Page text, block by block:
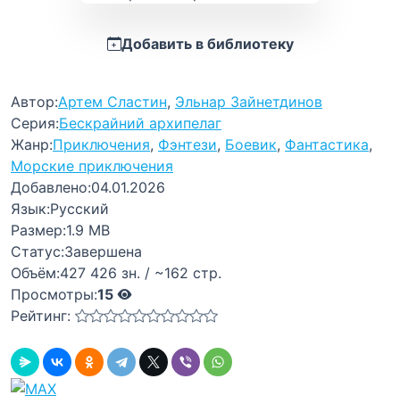
Добавить в библиотеку
Автор:Артем Сластин, Эльнар Зайнетдинов
Серия:Бескрайний архипелаг
Жанр:Приключения, Фэнтези, Боевик, Фантастика,
Морские приключения
Добавлено:04.01.2026
Язык:Русский
Размер:1.9 MB
Статус:Завершена
Объём:427 426 зн. / ~162 стр.
Просмотры:15
Рейтинг: